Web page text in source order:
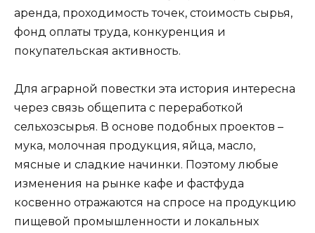
аренда, проходимость точек, стоимость сырья,
фонд оплаты труда, конкуренция и
покупательская активность.
Для аграрной повестки эта история интересна
через связь общепита с переработкой
сельхозсырья. В основе подобных проектов –
мука, молочная продукция, яйца, масло,
мясные и сладкие начинки. Поэтому любые
изменения на рынке кафе и фастфуда
косвенно отражаются на спросе на продукцию
пищевой промышленности и локальных